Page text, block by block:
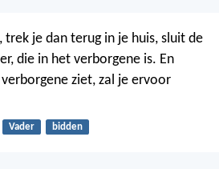
trek je dan terug in je huis, sluit de
die in het verborgene is. En
ziet, zal je ervoor
Vader bidden